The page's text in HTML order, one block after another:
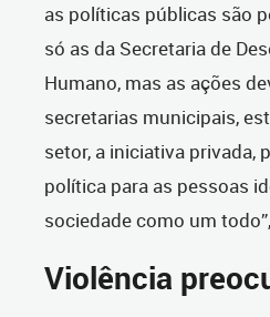
as políticas públicas são
só as da Secretaria de
Humano, mas as ações
secretarias municipais,
setor, a iniciativa privada,
política para as pessoas
sociedade como um
Violência